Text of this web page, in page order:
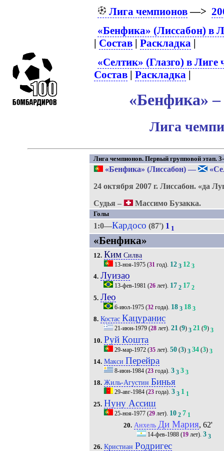
Лига чемпионов—>
«Бенфика» (Лиссабон) в
| Состав |Раскладка |
«Селтик» (Глазго) в Лиге
Состав |Раскладка |
«Бенфика»
Лига
Лига чемпионов. Первый групповой этап.
«Бенфика» (Лиссабон)—
24 октября 2007 г. Лиссабон. «да
Судья –
Массимо Бузакка.
Голы
1:0—Кардосо (87') 1 1
«Бенфика»
12. КимСилва
13-ноя-1975(31год). 12 3 12 3
4. Луизао
13-фев-1981 (26лет). 17 2 17 2
5. Лео
6-июл-1975(32года). 18 3 18 3
8. Костас Кацуранис
21-июн-1979(28лет). 21(9) 3 21(9) 3
10. Руй Кошта
29-мар-1972(35лет). 50(3) 3 34(3) 3
14. Макси Перейра
8-июн-1984(23года). 3 3 3 3
18. Жиль-Агустин Бинья
29-авг-1984(23года). 3 3 1 1
25. Нуну Ассиш
25-ноя-1977(29лет). 10 2 7 1
20. Анхель Ди Мария, 62'
14-фев-1988 (19 лет).3 3
26. Кристиан Родригес